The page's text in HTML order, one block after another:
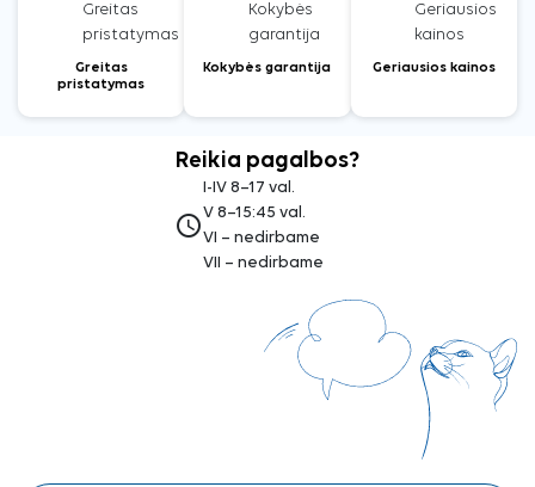
Greitas
pristatymas
Kokybės garantija Geriausios kainos
Reikia pagalbos?
access_time
I-IV 8–17 val.
V 8–15:45 val.
VI – nedirbame
VII – nedirbame